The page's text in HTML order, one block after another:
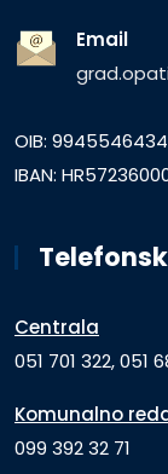
Email
OIB:
IBAN:
Centrala
051 701 322, 051
Komunalno
099 392 32 71